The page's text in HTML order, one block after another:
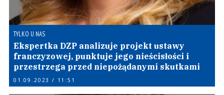
TYLKO U NAS
Ekspertka DZP analizuje projekt ustawy
franczyzowej, punktuje jego nieścisłości i
przestrzega przed niepożądanymi skutkami
01.09.2023 / 11:51